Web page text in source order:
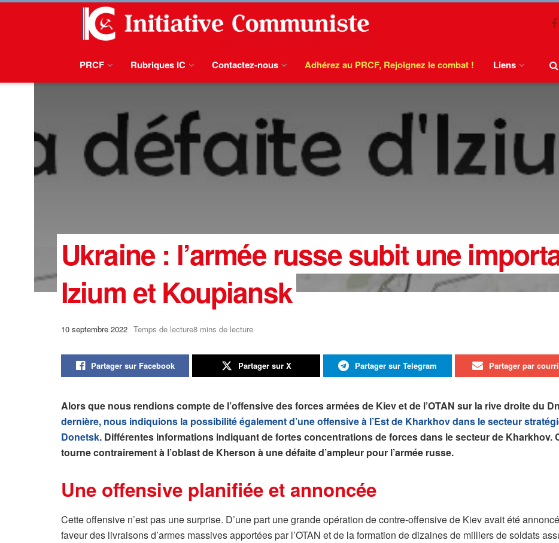
PRCF Rubriques IC Contactez-nous Adhérez au PRCF, Rejoignez le combat ! Liens
Ukraine : l’armée russe subit une
Izium et Koupiansk
10 septembre 2022 Temps de lecture8 mins de lecture
Partager sur Facebook Partager sur X Partager sur Telegram Partager par
Alors que nous rendions compte de l’offensive des forces armées de Kiev et de l’OTAN sur la rive droite du
dernière, nous indiquions la possibilité également d’une offensive à l’Est de Kharkhov dans le secteur
Donetsk. Différentes informations indiquant de fortes concentrations de forces dans le secteur de Kharkhov.
tourne contrairement à l’oblast de Kherson à une défaite d’ampleur pour l’armée russe.
Une offensive planifiée et annoncée
Cette offensive n’est pas une surprise. D’une part une grande opération de contre-offensive de Kiev avait été
faveur des livraisons d’armes massives apportées par l’OTAN et de la formation de dizaines de milliers de soldats